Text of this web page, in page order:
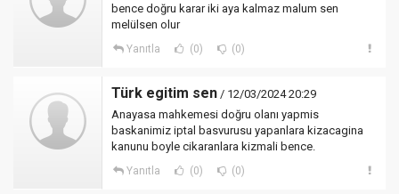
bence doğru karar iki aya kalmaz malum sen
melülsen olur
Yanıtla (0) (0)
Türk egitim sen / 12/03/2024 20:29
Anayasa mahkemesi doğru olanı yapmis
baskanimiz iptal basvurusu yapanlara kizacagina
kanunu boyle cikaranlara kizmali bence.
Yanıtla (0) (0)